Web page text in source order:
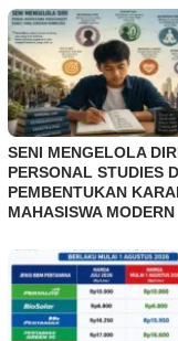
SENI MENGELOLA
PERSONAL STUDIES
PEMBENTUKAN
MAHASISWA MODERN